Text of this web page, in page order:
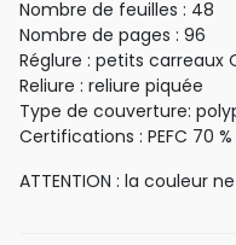
Nombre de feuilles : 48
Nombre de pages : 96
Réglure : petits carreaux
Reliure : reliure piquée
Type de couverture:
Certifications : PEFC 70 %
ATTENTION : la couleur